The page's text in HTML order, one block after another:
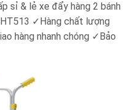
sỉ & lẻ xe đẩy hàng 2 bánh
✓ Hàng chất lượng
hàng nhanh chóng ✓ Bảo